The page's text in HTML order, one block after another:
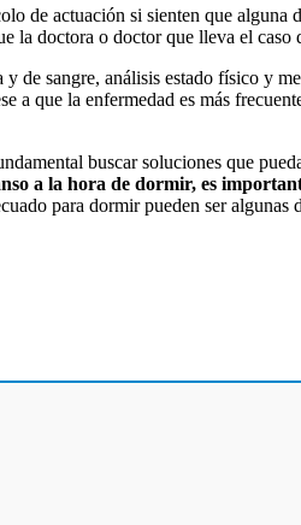
de actuación si sienten que
la doctora o doctor que lleva el
de sangre, análisis estado físico y
a que la enfermedad es más
buscar soluciones que
a la hora de dormir, es
para dormir pueden ser